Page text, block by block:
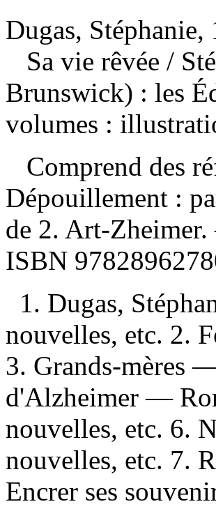
Dugas, Stéphanie,
Sa vie rêvée /
Brunswick) : les
volumes :
Comprend des
Dépouillement :
de 2. Art-
ISBN
1. Dugas,
nouvelles, etc. 2.
3. Grands-mères
d'Alzheimer —
nouvelles, etc. 6.
nouvelles, etc. 7.
Encrer ses